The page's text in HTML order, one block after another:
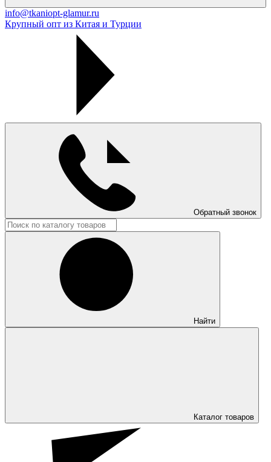
info@tkaniopt-glamur.ru
Крупный опт из Китая и Турции
Обратный звонок
Найти
Каталог товаров